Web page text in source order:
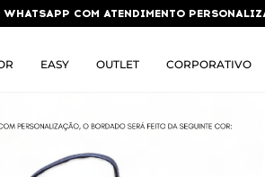
WHATSAPP COM ATENDIMENTO
EASY OUTLET CORPORATIVO